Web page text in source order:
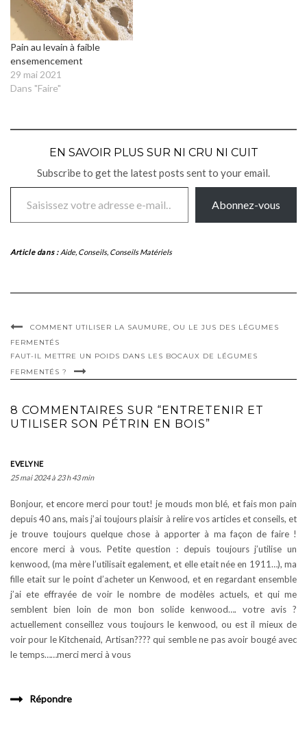
Pain au levain à faible
ensemencement
29 mai 2021
Dans "Faire"
EN SAVOIR PLUS SUR NI CRU NI CUIT
Subscribe to get the latest posts sent to your email.
Saisissez votre adresse e-mail…
Abonnez-vous
Article dans : Aide, Conseils, Conseils Matériels
COMMENT UTILISER LA SAUMURE, OU LE JUS DES LÉGUMES
FERMENTÉS
FAUT-IL METTRE UN POIDS DANS LES BOCAUX DE LÉGUMES
FERMENTÉS ?
8 COMMENTAIRES SUR “ENTRETENIR ET
UTILISER SON PÉTRIN EN BOIS”
EVELYNE
25 mai 2024 à 23 h 43 min
Bonjour, et encore merci pour tout! je mouds mon blé, et fais mon pain
depuis 40 ans, mais j’ai toujours plaisir à relire vos articles et conseils, et
je trouve toujours quelque chose à apporter à ma façon de faire !
encore merci à vous. Petite question : depuis toujours j’utilise un
kenwood, (ma mère l’utilisait egalement, et elle etait née en 1911…), ma
fille etait sur le point d’acheter un Kenwood, et en regardant ensemble
j’ai ete effrayée de voir le nombre de modèles actuels, et qui me
semblent bien loin de mon bon solide kenwood…. votre avis ?
actuellement conseillez vous toujours le kenwood, ou est il mieux de
voir pour le Kitchenaid, Artisan???? qui semble ne pas avoir bougé avec
le temps……merci merci à vous
Répondre